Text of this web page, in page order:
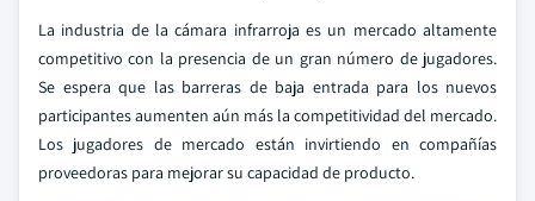
La industria de la cámara infrarroja es un mercado altamente
competitivo con la presencia de un gran número de jugadores.
Se espera que las barreras de baja entrada para los nuevos
participantes aumenten aún más la competitividad del mercado.
Los jugadores de mercado están invirtiendo en compañías
proveedoras para mejorar su capacidad de producto.